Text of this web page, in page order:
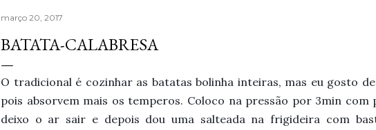
março 20, 2017
BATATA-CALABRESA
O tradicional é cozinhar as batatas bolinha inteiras, mas eu gosto
pois absorvem mais os temperos. Coloco na pressão por 3min com
deixo o ar sair e depois dou uma salteada na frigideira com